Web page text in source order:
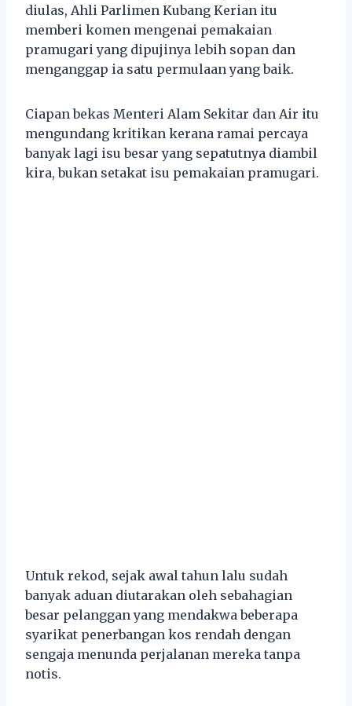
diulas, Ahli Parlimen Kubang Kerian itu
memberi komen mengenai pemakaian
pramugari yang dipujinya lebih sopan dan
menganggap ia satu permulaan yang baik.
Ciapan bekas Menteri Alam Sekitar dan Air itu
mengundang kritikan kerana ramai percaya
banyak lagi isu besar yang sepatutnya diambil
kira, bukan setakat isu pemakaian pramugari.
Untuk rekod, sejak awal tahun lalu sudah
banyak aduan diutarakan oleh sebahagian
besar pelanggan yang mendakwa beberapa
syarikat penerbangan kos rendah dengan
sengaja menunda perjalanan mereka tanpa
notis.